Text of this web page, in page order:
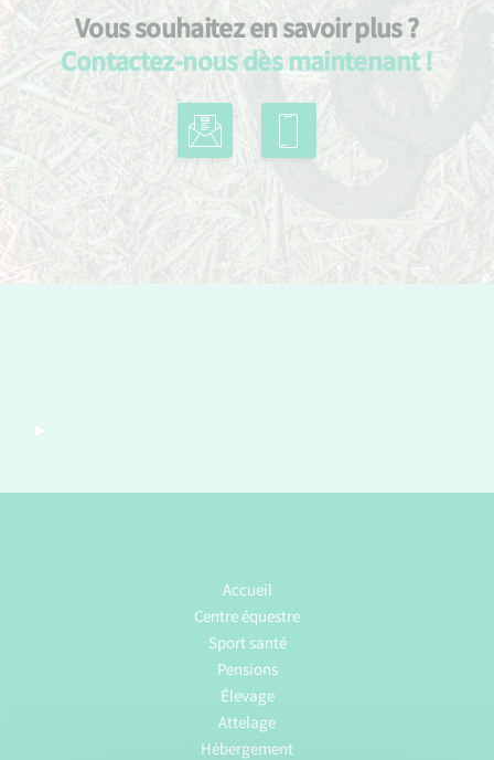
Vous souhaitez en savoir plus ?
Contactez-nous dès maintenant !
Accueil
Centre équestre
Sport santé
Pensions
Élevage
Attelage
Hébergement